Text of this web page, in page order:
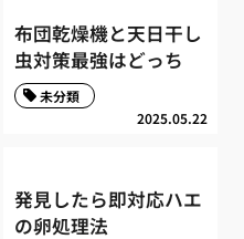
布団乾燥機と天日干し
虫対策最強はどっち
2025.05.22
未分類
発見したら即対応ハエ
の卵処理法